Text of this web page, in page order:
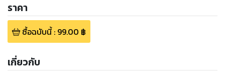
ราคา
ซื้อฉบับนี้: 99.00 ฿
เกี่ยวกับ